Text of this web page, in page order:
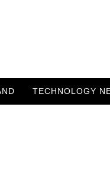
TECHNOLOGY